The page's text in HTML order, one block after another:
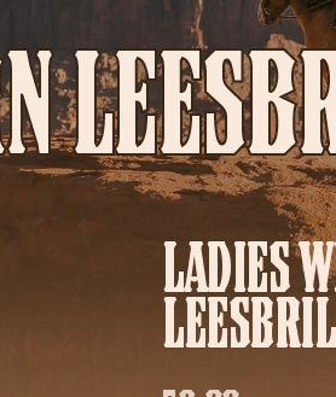
LADIES